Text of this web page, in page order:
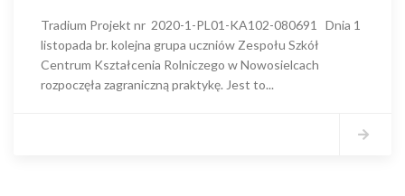
Tradium Projekt nr 2020-1-PL01-KA102-080691 Dnia 1
listopada br. kolejna grupa uczniów Zespołu Szkół
Centrum Kształcenia Rolniczego w Nowosielcach
rozpoczęła zagraniczną praktykę. Jest to...